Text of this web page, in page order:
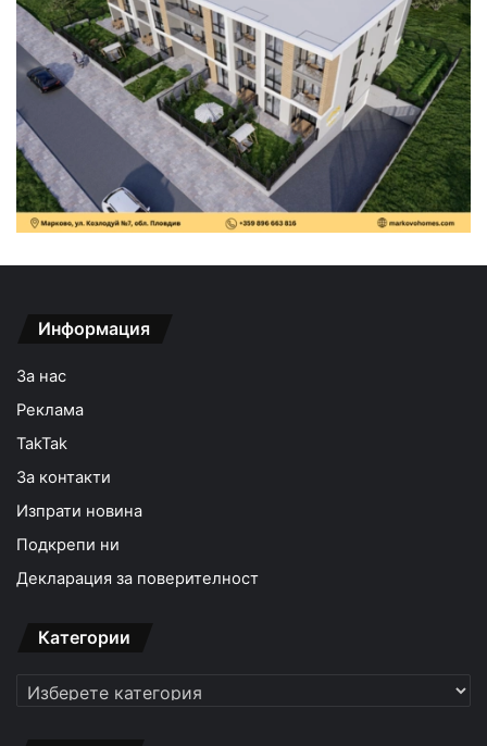
Информация
За нас
Реклама
TakTak
За контакти
Изпрати новина
Подкрепи ни
Декларация за поверителност
Категории
Категории